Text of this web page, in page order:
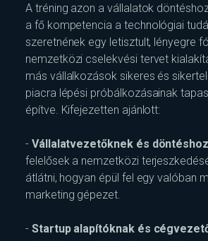
A tréning azon a vállalatok
a fő kompetencia a technológiai
szeretnének egy letisztult, lényegre
nemzetközi cselekvési tervet
más vállalkozások sikeres és
piacra lépési próbálkozásainak
építve. Kifejezetten ajánlott:
- Vállalatvezetőknek és
felelősek a nemzetközi
átlátni, hogyan épül fel egy valóban
marketing gépezet.
- Startup alapítóknak és